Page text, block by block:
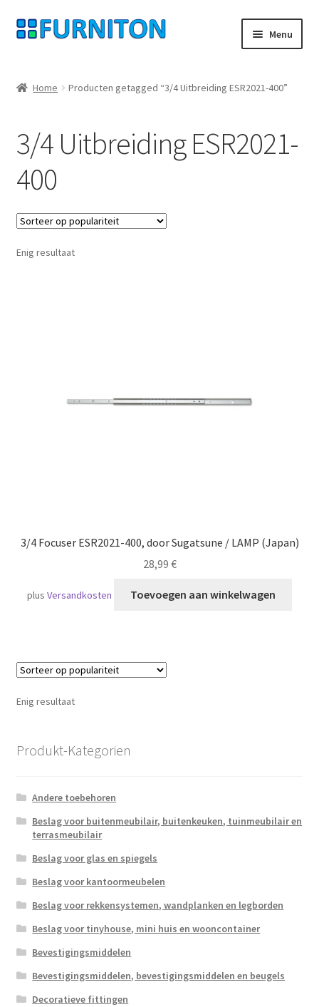
Ga
door
navigatie
Ga
naar
inhoud
Menu
Gegevensbescherming
Herroepingsrecht
Neem contact op met
Afdruk
Home Producten getagged “3/4 Uitbreiding ESR2021-400”
3/4 Uitbreiding ESR2021-
400
Enig resultaat
3/4 Focuser ESR2021-400, door Sugatsune / LAMP (Japan)
28,99 €
plusVersandkosten Toevoegen aan winkelwagen
Enig resultaat
Produkt-Kategorien
Andere toebehoren
Beslag voor buitenmeubilair, buitenkeuken, tuinmeubilair en
terrasmeubilair
Beslag voor glas en spiegels
Beslag voor kantoormeubelen
Beslag voor rekkensystemen, wandplanken en legborden
Beslag voor tinyhouse, mini huis en wooncontainer
Bevestigingsmiddelen
Bevestigingsmiddelen, bevestigingsmiddelen en beugels
Decoratieve fittingen